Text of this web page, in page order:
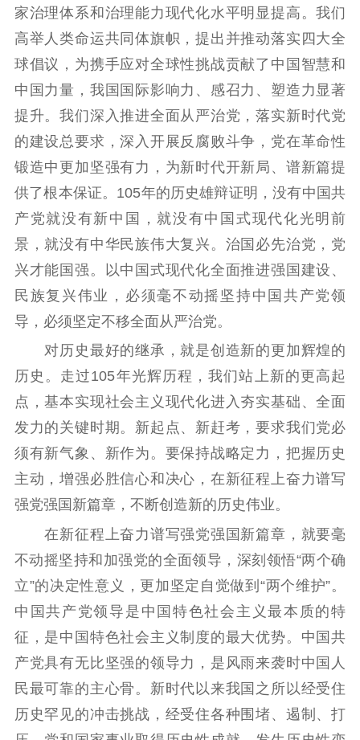
服务
共建共享平台
习平台
责任编辑注册
业务申报系统
家治理体系和治理能力现代化水平明显提高。我们
高举人类命运共同体旗帜，提出并推动落实四大全
球倡议，为携手应对全球性挑战贡献了中国智慧和
中国力量，我国国际影响力、感召力、塑造力显著
提升。我们深入推进全面从严治党，落实新时代党
的建设总要求，深入开展反腐败斗争，党在革命性
锻造中更加坚强有力，为新时代开新局、谱新篇提
供了根本保证。105年的历史雄辩证明，没有中国共
产党就没有新中国，就没有中国式现代化光明前
景，就没有中华民族伟大复兴。治国必先治党，党
兴才能国强。以中国式现代化全面推进强国建设、
民族复兴伟业，必须毫不动摇坚持中国共产党领
导，必须坚定不移全面从严治党。
对历史最好的继承，就是创造新的更加辉煌的
历史。走过105年光辉历程，我们站上新的更高起
点，基本实现社会主义现代化进入夯实基础、全面
发力的关键时期。新起点、新赶考，要求我们党必
须有新气象、新作为。要保持战略定力，把握历史
主动，增强必胜信心和决心，在新征程上奋力谱写
强党强国新篇章，不断创造新的历史伟业。
在新征程上奋力谱写强党强国新篇章，就要毫
不动摇坚持和加强党的全面领导，深刻领悟“两个确
立”的决定性意义，更加坚定自觉做到“两个维护”。
中国共产党领导是中国特色社会主义最本质的特
征，是中国特色社会主义制度的最大优势。中国共
产党具有无比坚强的领导力，是风雨来袭时中国人
民最可靠的主心骨。新时代以来我国之所以经受住
历史罕见的冲击挑战，经受住各种围堵、遏制、打